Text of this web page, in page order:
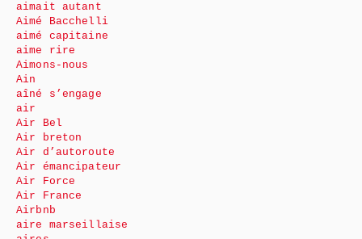
aimait autant
Aimé Bacchelli
aimé capitaine
aime rire
Aimons-nous
Ain
aîné s’engage
air
Air Bel
Air breton
Air d’autoroute
Air émancipateur
Air Force
Air France
Airbnb
aire marseillaise